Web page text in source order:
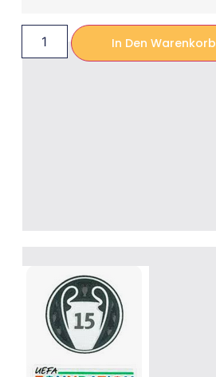
In Den Warenkorb